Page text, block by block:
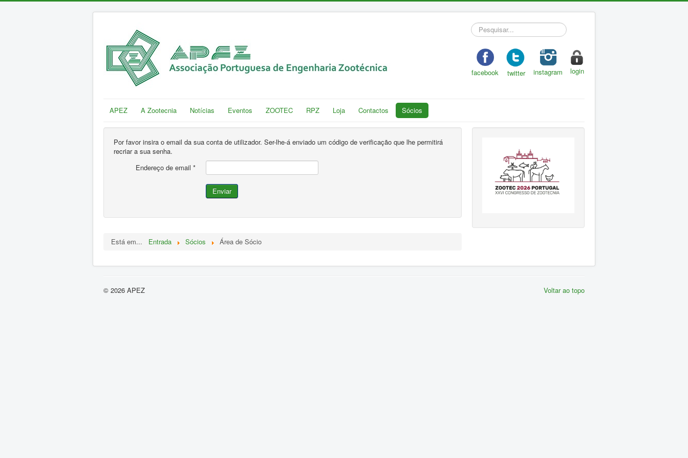
Pesquisar...
facebook twitter instagram login
APEZ A Zootecnia Notícias Eventos ZOOTEC RPZ Loja Contactos Sócios
Por favor insira o email da sua conta de utilizador. Ser-lhe-á enviado um código de verificação que lhe permitirá
recriar a sua senha.
Endereço de email *
Enviar
Está em... Entrada Sócios Área de Sócio
Voltar ao topo
© 2026 APEZ